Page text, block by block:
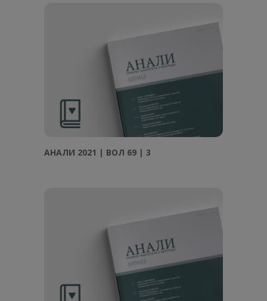
АНАЛИ 2021 | ВОЛ 69 | 3